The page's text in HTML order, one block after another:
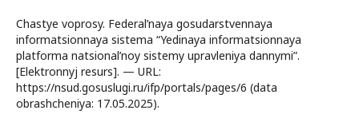
Chastye voprosy. Federal’naya gosudarstvennaya
informatsionnaya sistema “Yedinaya informatsionnaya
platforma natsional’noy sistemy upravleniya dannymi”.
[Elektronnyj resurs]. — URL:
https://nsud.gosuslugi.ru/ifp/portals/pages/6 (data
obrashcheniya: 17.05.2025).